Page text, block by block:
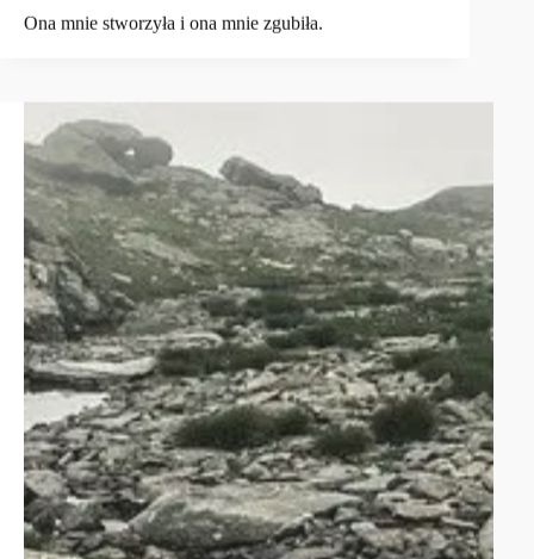
Ona mnie stworzyła i ona mnie zgubiła.